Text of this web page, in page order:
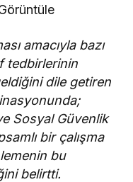
amacıyla bazı
tedbirlerinin
dile getiren
Sosyal Güvenlik
bir çalışma
bu
belirtti.